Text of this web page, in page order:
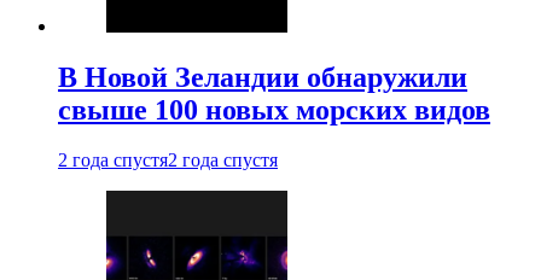
В Новой Зеландии обнаружили
свыше 100 новых морских видов
2 года спустя2 года спустя